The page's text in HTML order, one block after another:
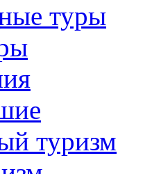
туры
туризм